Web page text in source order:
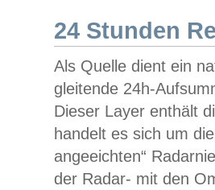
24 Stunden
Als Quelle dient ein
gleitende 24h-
Dieser Layer enthält
handelt es sich um
angeeichten“
der Radar- mit den